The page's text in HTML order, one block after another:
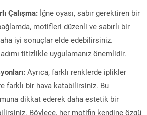
Çalışma: İğne oyası, sabır gerektiren bir
motifleri düzenli ve sabırlı bir
iyi sonuçlar elde edebilirsiniz.
titizlikle uygulamanız önemlidir.
Ayrıca, farklı renklerde iplikler
farklı bir hava katabilirsiniz. Bu
dikkat ederek daha estetik bir
Böylece, her motifin kendine özgü